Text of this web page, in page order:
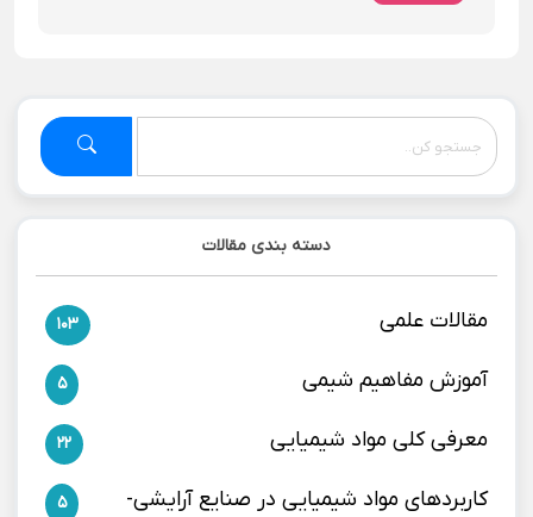
دسته بندی مقالات
مقالات علمی 103
آموزش مفاهیم شیمی 5
معرفی کلی مواد شیمیایی 22
کاربردهای مواد شیمیایی در صنایع آرایشی-
5